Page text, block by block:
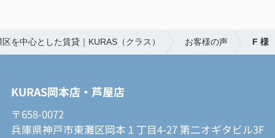
を中心とした賃貸｜KURAS（クラス） お客様の声 F 様
KURAS岡本店・芦屋店
〒658-0072
兵庫県神戸市東灘区岡本１丁目4-27 第二オギタビル3F